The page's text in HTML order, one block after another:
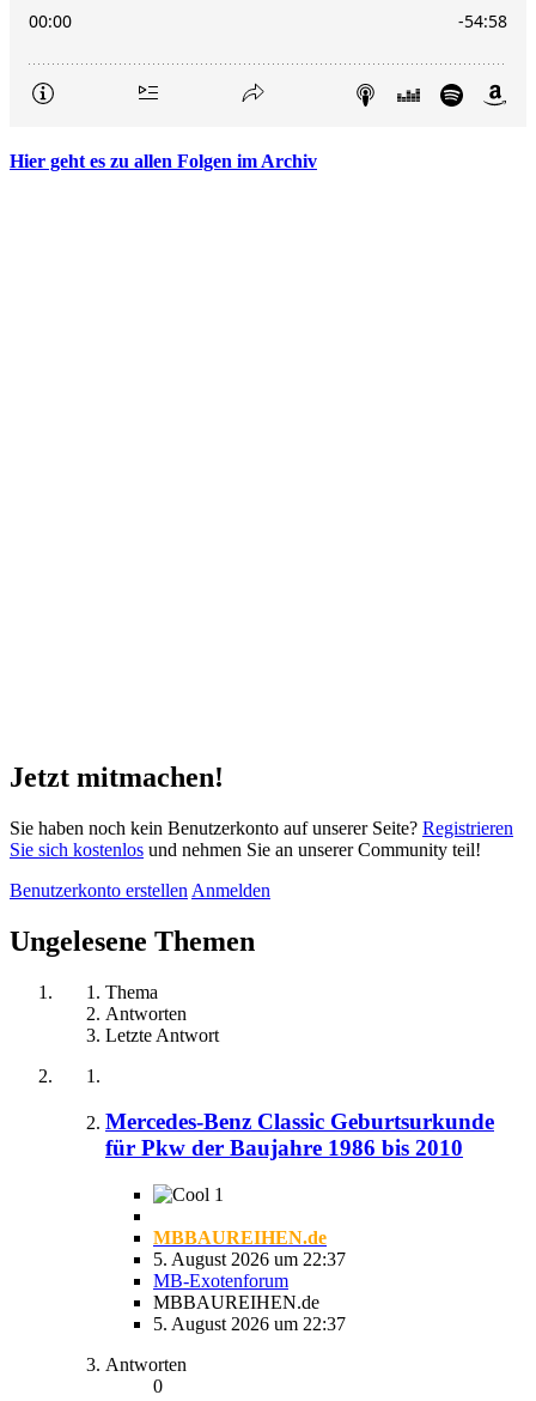
Hier geht es zu allen Folgen im Archiv
Jetzt mitmachen!
Sie haben noch kein Benutzerkonto auf unserer Seite? Registrieren
Sie sich kostenlos und nehmen Sie an unserer Community teil!
Benutzerkonto erstellen Anmelden
Ungelesene Themen
Thema
Antworten
Letzte Antwort
Mercedes-Benz Classic Geburtsurkunde
für Pkw der Baujahre 1986 bis 2010
1
MBBAUREIHEN.de
5. August 2026 um 22:37
MB-Exotenforum
MBBAUREIHEN.de
5. August 2026 um 22:37
Antworten
0